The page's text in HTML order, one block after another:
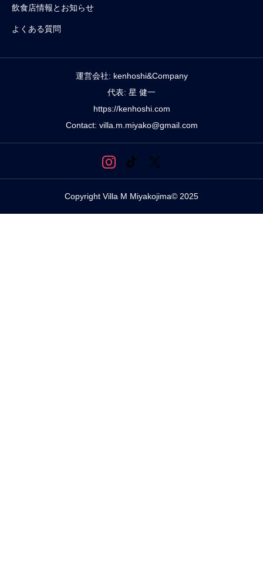
飲食店情報とお知らせ
よくある質問
運営会社: kenhoshi&Company
代表: 星 健一
https://kenhoshi.com
Contact: villa.m.miyako@gmail.com
Copyright Villa M Miyakojima© 2025